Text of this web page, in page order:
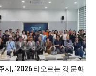
시, ‘2026 타오르는 강 문화